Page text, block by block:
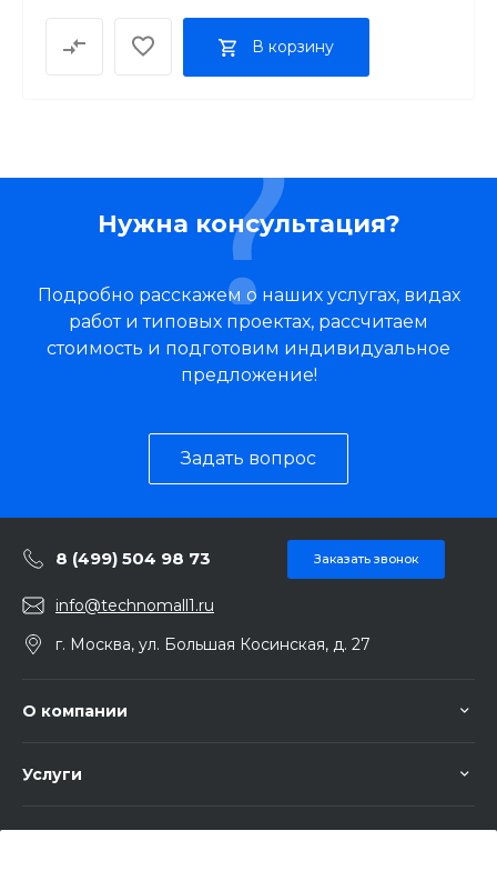
Частота обновления
В корзину
Нужна консультация?
Подробно расскажем о наших услугах, видах
работ и типовых проектах, рассчитаем
стоимость и подготовим индивидуальное
предложение!
Задать вопрос
8 (499) 504 98 73 Заказать звонок
info@technomall1.ru
г. Москва, ул. Большая Косинская, д. 27
О компании
Услуги